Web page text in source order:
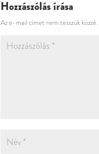
Hozzászólás írása
Az e-mail címet nem tesszük közzé.